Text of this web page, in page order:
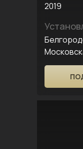
2019